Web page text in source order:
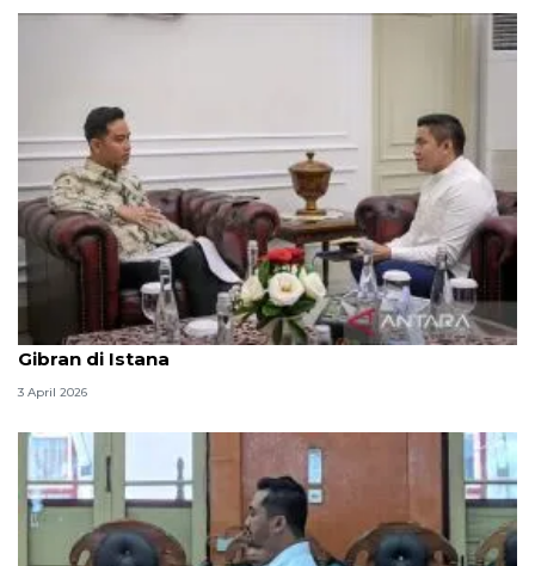
Seskab Teddy silaturahmi Idul Fitri ke Wapres
Gibran di Istana
3 April 2026